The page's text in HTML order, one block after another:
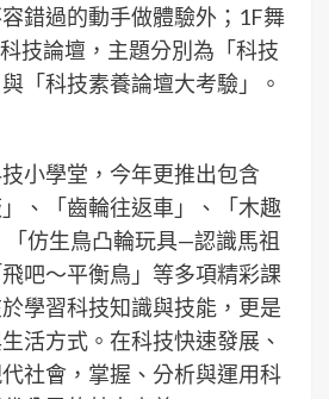
錯過的動手做體驗外；1F舞
技論壇，主題分別為「科技
「科技素養論壇大考驗」。
小學堂，今年更推出包含
」、「齒輪往返車」、「木趣
「仿生鳥凸輪玩具—認識馬祖
吧～平衡鳥」等多項精彩課
學習科技知識與技能，更是
活方式。在科技快速發展、
社會，掌握、分析與運用科